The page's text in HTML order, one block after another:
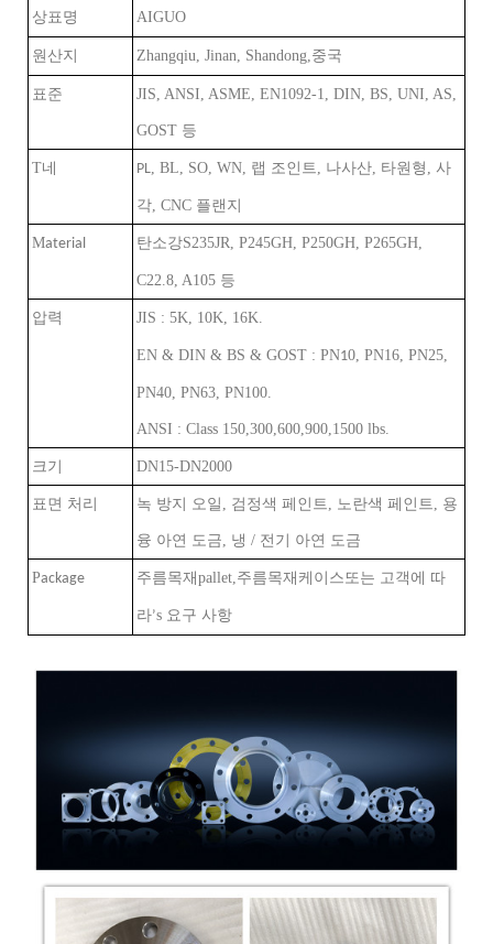
상표명 AIGUO
원산지 Zhangqiu, Jinan, Shandong,중국
표준 JIS, ANSI, ASME, EN1092-1, DIN, BS, UNI, AS,
GOST 등
T네 PL, BL, SO, WN, 랩 조인트, 나사산, 타원형, 사
각, CNC 플랜지
Material 탄소강S235JR, P245GH, P250GH, P265GH,
C22.8, A105 등
압력 JIS : 5K, 10K, 16K.
EN & DIN & BS & GOST : PN10, PN16, PN25,
PN40, PN63, PN100.
ANSI : Class 150,300,600,900,1500 lbs.
크기 DN15-DN2000
표면 처리 녹 방지 오일, 검정색 페인트, 노란색 페인트, 용
융 아연 도금, 냉 / 전기 아연 도금
Package 주름목재 pallet,주름목재 케이스또는 고객에 따
라’s 요구 사항